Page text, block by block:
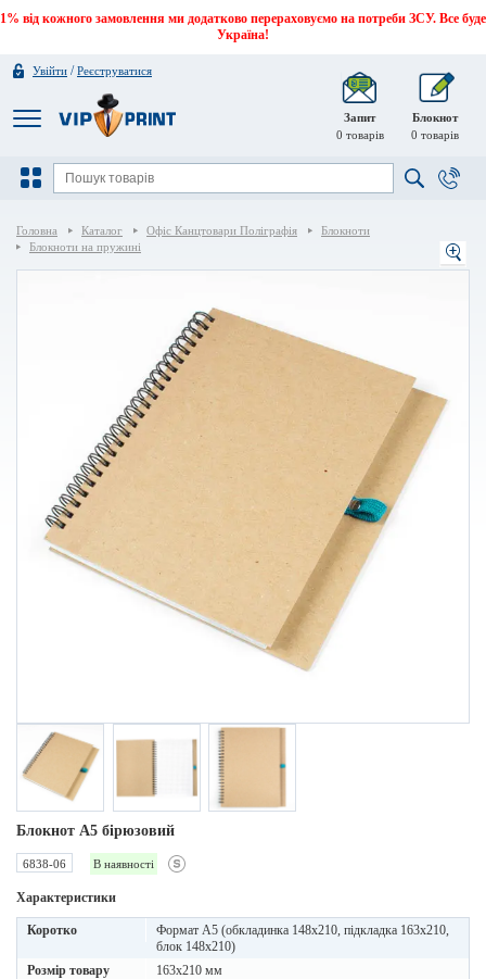
1% від кожного замовлення ми додатково перераховуємо на потреби ЗСУ. Все буде
Україна!
Увійти /Реєструватися
Запит
0 товарів
Блокнот
0 товарів
Головна Каталог Офіс Канцтовари Поліграфія
Блокноти
Блокноти на пружині
Блокнот A5 бірюзовий
6838-06 В наявності
Характеристики
Коротко
Формат А5 (обкладинка 148х210, підкладка 163х210,
блок 148х210)
Розмір товару
163х210 мм